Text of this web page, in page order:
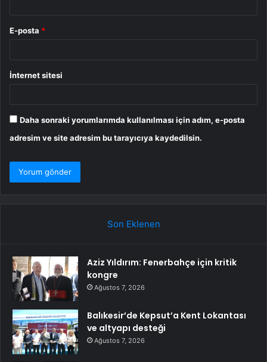
E-posta *
İnternet sitesi
Daha sonraki yorumlarımda kullanılması için adım, e-posta
adresim ve site adresim bu tarayıcıya kaydedilsin.
Son Eklenen
Aziz Yıldırım: Fenerbahçe için kritik
kongre
Ağustos 7, 2026
Balıkesir’de Kepsut’a Kent Lokantası
ve altyapı desteği
Ağustos 7, 2026